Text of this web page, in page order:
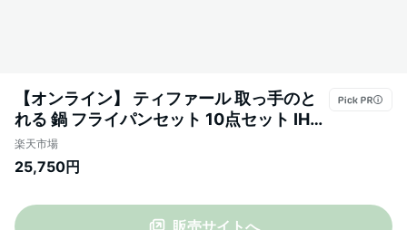
【オンライン】 ティファール 取っ手のと
れる 鍋 フライパンセット 10点セット IH
ガス火対応 「インジニオ・ネオ IHステン
レス ブリエ・アンリミテッド」 こびりつ
楽天市場
25,750円
販売サイトへ